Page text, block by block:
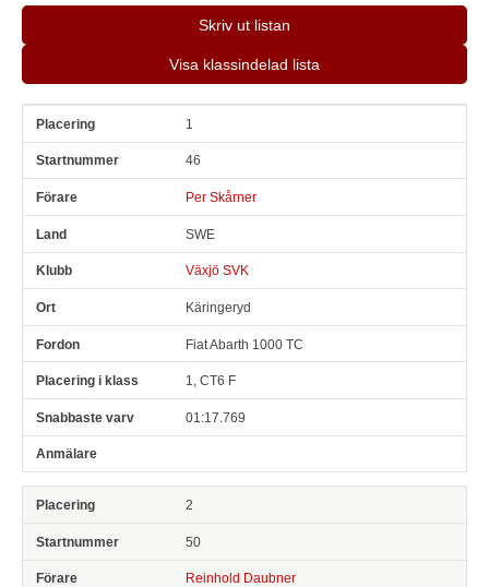
Skriv ut listan
Visa klassindelad lista
Pl Snr 1
46
Per Skårner
SWE
Växjö SVK
Käringeryd
Fiat Abarth 1000 TC
1, CT6 F
01:17.769
2
50
Reinhold Daubner